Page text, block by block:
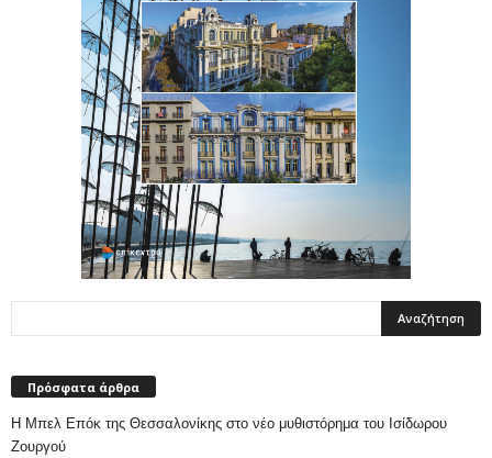
Πρόσφατα άρθρα
Η Μπελ Επόκ της Θεσσαλονίκης στο νέο μυθιστόρημα του Ισίδωρου
Ζουργού